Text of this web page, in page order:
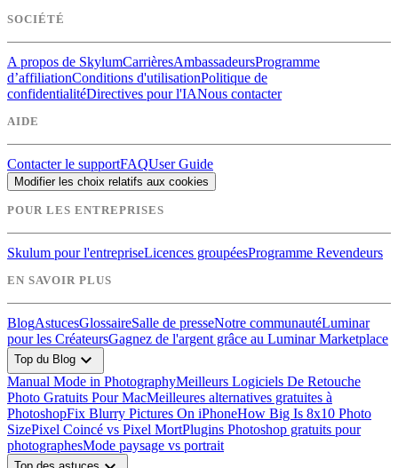
SOCIÉTÉ
A propos de SkylumCarrièresAmbassadeursProgramme
d’affiliationConditions d'utilisationPolitique de
confidentialitéDirectives pour l'IANous contacter
AIDE
Contacter le supportFAQUser Guide
Modifier les choix relatifs aux cookies
POUR LES ENTREPRISES
Skulum pour l'entrepriseLicences groupéesProgramme Revendeurs
EN SAVOIR PLUS
BlogAstucesGlossaireSalle de presseNotre communautéLuminar
pour les CréateursGagnez de l'argent grâce au Luminar Marketplace
Top du Blog expand_more
Manual Mode in PhotographyMeilleurs Logiciels De Retouche
Photo Gratuits Pour MacMeilleures alternatives gratuites à
PhotoshopFix Blurry Pictures On iPhoneHow Big Is 8x10 Photo
SizePixel Coincé vs Pixel MortPlugins Photoshop gratuits pour
photographesMode paysage vs portrait